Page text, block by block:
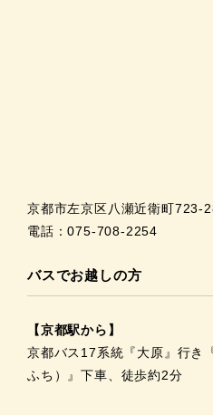
京都市左京区八瀬近衛町723-
電話：075-708-2254
バスでお越しの方
【京都駅から】
京都バス17系統『大原』行き
ふち）』下車、徒歩約2分